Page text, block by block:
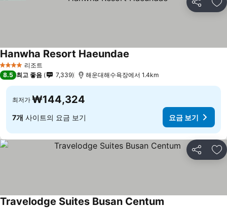
공유 즐
4 성급 리조트
Hanwha Resort Haeundae
8.5 최고 좋음 7,339 해운대해수욕장에서 1.4km
최저가 ₩144,324
7개 사이트의 요금 보기 요금 보기
공유 즐
Travelodge Suites Busan Centum